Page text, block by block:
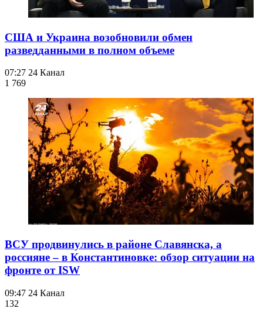
США и Украина возобновили обмен
разведданными в полном объеме
07:27 24 Канал
1 769
ВСУ продвинулись в районе Славянска, а
россияне – в Константиновке: обзор ситуации на
фронте от ISW
09:47 24 Канал
132